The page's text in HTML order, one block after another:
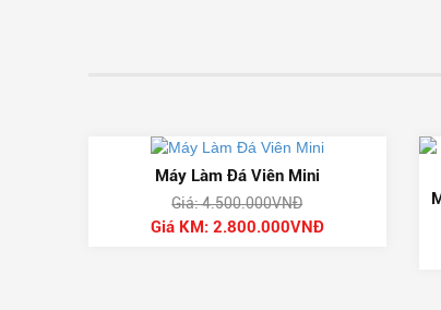
Máy Làm Đá Viên Mini
Giá: 4.500.000VNĐ
Giá KM: 2.800.000VNĐ